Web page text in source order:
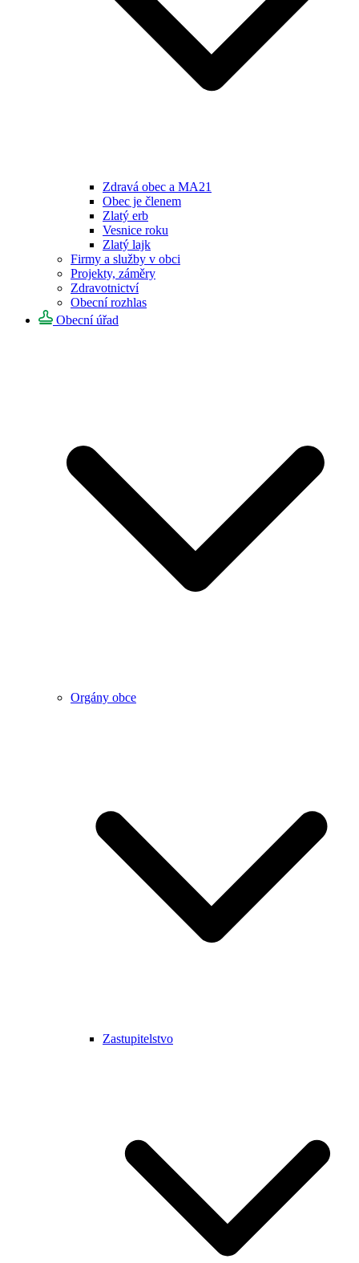
Zdravá obec a MA21
Obec je členem
Zlatý erb
Vesnice roku
Zlatý lajk
Firmy a služby v obci
Projekty, záměry
Zdravotnictví
Obecní rozhlas
Obecní úřad
Orgány obce
Zastupitelstvo